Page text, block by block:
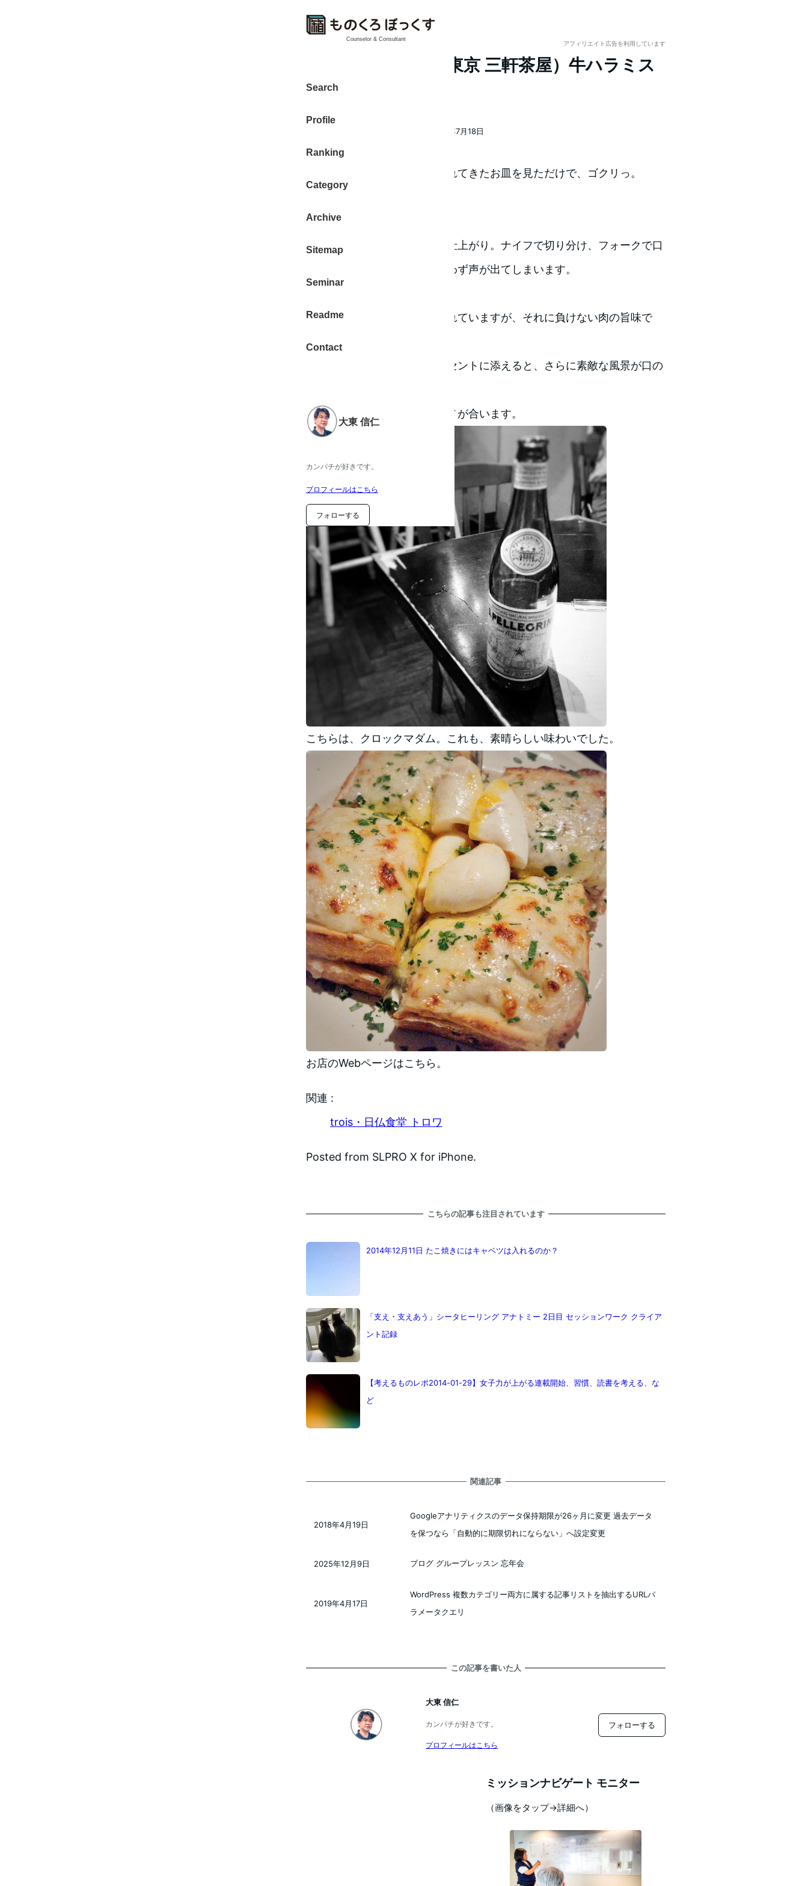
Counselor & Consultant
Search
Profile
Ranking
Category
Archive
Sitemap
Seminar
Readme
Contact
大東 信仁
カンパチが好きです。
プロフィールはこちら
フォローする
アフィリエイト広告を利用しています
日仏食堂 トロワ（東京 三軒茶屋）牛ハラミス
テーキに悶絶
2017年7月18日
者
「お待たせしました」と運ばれてきたお皿を見ただけで、ゴクリっ。
丁寧に焼き上げられたお肉の仕上がり。ナイフで切り分け、フォークで口
に運ぶと「おいしいっ」と思わず声が出てしまいます。
塩胡椒でしっかりと味付けされていますが、それに負けない肉の旨味で
す。
はちみつマスタードを、アクセントに添えると、さらに素敵な風景が口の
お肉の味わいにサンペリグリノが合います。
こちらは、クロックマダム。これも、素晴らしい味わいでした。
お店のWebページはこちら。
関連 :
trois・日仏食堂 トロワ
Posted from SLPRO X for iPhone.
こちらの記事も注目されています
2014年12月11日 たこ焼きにはキャベツは入れるのか？
「支え・支えあう」シータヒーリング アナトミー 2日目 セッションワーク クライア
ント記録
【考えるものレポ2014-01-29】女子力が上がる連載開始、習慣、読書を考える、な
ど
関連記事
Googleアナリティクスのデータ保持期限が26ヶ月に変更 過去データ
を保つなら「自動的に期限切れにならない」へ設定変更
2018年4月19日
ブログ グループレッスン 忘年会
2025年12月9日
WordPress 複数カテゴリー両方に属する記事リストを抽出するURLパ
ラメータクエリ
2019年4月17日
この記事を書いた人
大東 信仁
カンパチが好きです。
プロフィールはこちら
フォローする
ミッションナビゲート モニター
（画像をタップ→詳細へ）